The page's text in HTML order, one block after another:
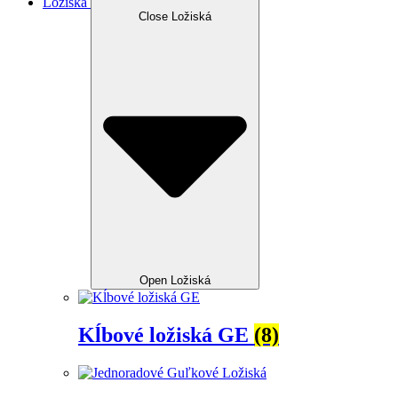
Close Ložiská
Open Ložiská
Kĺbové ložiská GE (8)